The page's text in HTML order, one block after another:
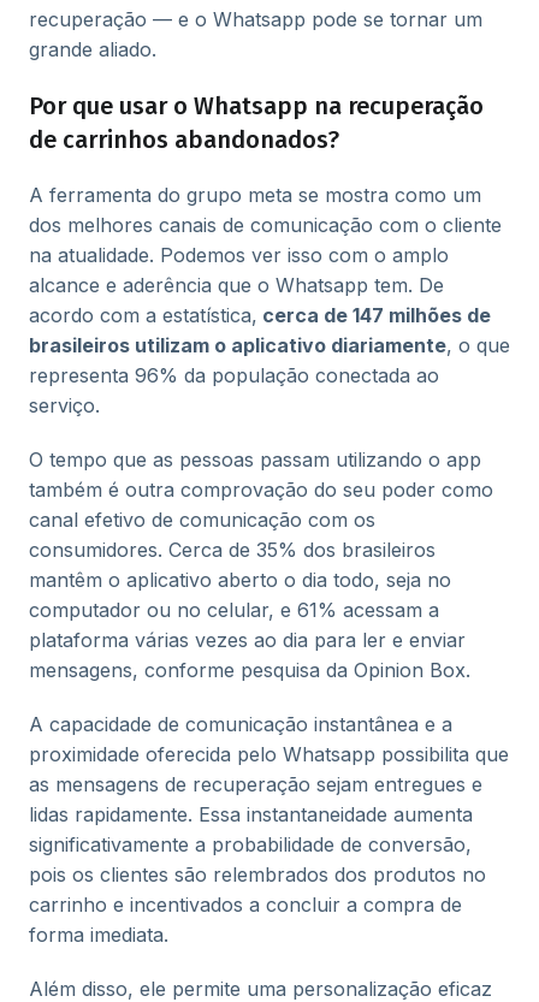
recuperação — e o Whatsapp pode se tornar um
grande aliado.
Por que usar o Whatsapp na recuperação
de carrinhos abandonados?
A ferramenta do grupo meta se mostra como um
dos melhores canais de comunicação com o cliente
na atualidade. Podemos ver isso com o amplo
alcance e aderência que o Whatsapp tem. De
acordo com a estatística, cerca de 147 milhões de
brasileiros utilizam o aplicativo diariamente, o que
representa 96% da população conectada ao
serviço.
O tempo que as pessoas passam utilizando o app
também é outra comprovação do seu poder como
canal efetivo de comunicação com os
consumidores. Cerca de 35% dos brasileiros
mantêm o aplicativo aberto o dia todo, seja no
computador ou no celular, e 61% acessam a
plataforma várias vezes ao dia para ler e enviar
mensagens, conforme pesquisa da Opinion Box.
A capacidade de comunicação instantânea e a
proximidade oferecida pelo Whatsapp possibilita que
as mensagens de recuperação sejam entregues e
lidas rapidamente. Essa instantaneidade aumenta
significativamente a probabilidade de conversão,
pois os clientes são relembrados dos produtos no
carrinho e incentivados a concluir a compra de
forma imediata.
Além disso, ele permite uma personalização eficaz